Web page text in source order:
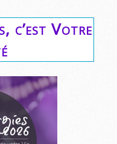
c’est Votre